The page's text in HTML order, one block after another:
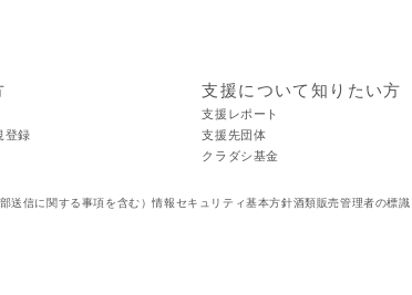
登録
支援について知りたい方
支援レポート
支援先団体
クラダシ基金
送信に関する事項を含む）情報セキュリティ基本方針酒類販売管理者の標識